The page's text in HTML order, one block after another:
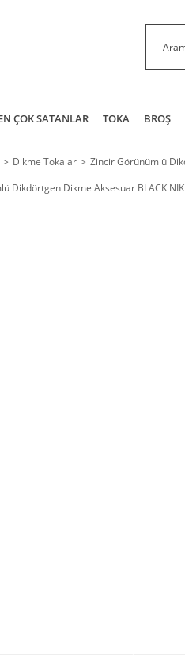
ÇOK SATANLAR TOKA BROŞ
Dikme Tokalar Zincir Görünümlü